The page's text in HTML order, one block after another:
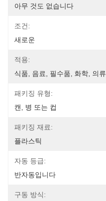
아무 것도 없습니다
조건:
새로운
적용:
식품, 음료, 필수품, 화학, 의류
패키징 유형:
캔, 병 또는 컵
패키징 재료:
플라스틱
자동 등급:
반자동입니다
구동 방식: